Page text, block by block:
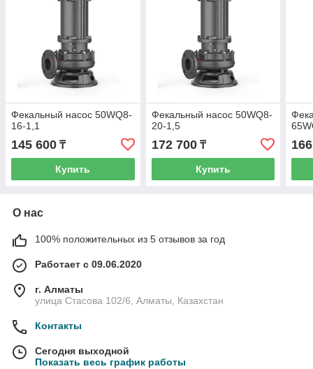
Фекальный насос 50WQ8-
16-1,1
145 600 ₸
Купить
Фекальный насос 50WQ8-
20-1,5
172 700₸
Купить
О нас
100% положительных из 5 отзывов за год
Работает с 09.06.2020
г. Алматы
улица Стасова 102/6, Алматы, Казахстан
Контакты
Сегодня выходной
Показать весь график работы